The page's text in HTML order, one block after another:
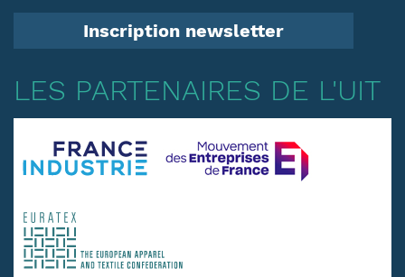
Inscription newsletter
LES PARTENAIRES DE L'UIT